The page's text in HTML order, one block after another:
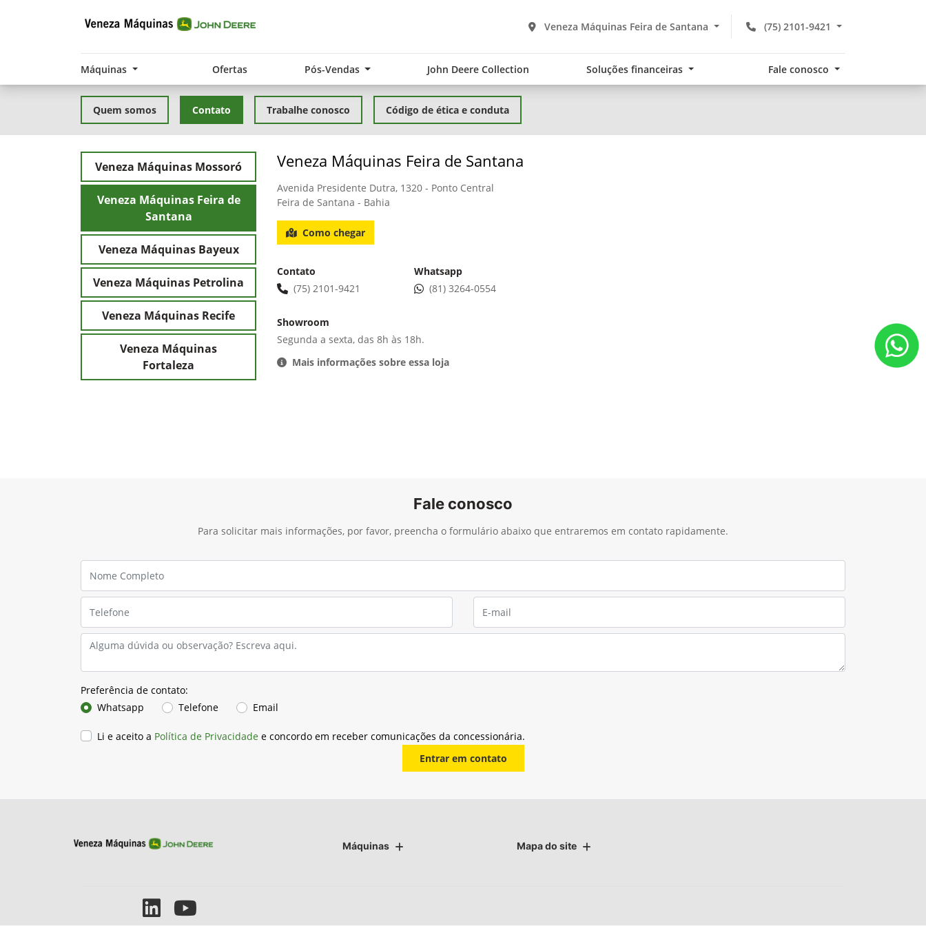
(75) 2101-9421
Veneza Máquinas Feira de Santana
Máquinas Ofertas Pós-Vendas John Deere Collection Soluções financeiras Fale conosco
Quem somos Contato Trabalhe conosco Código de ética e conduta
Veneza Máquinas Mossoró
Veneza Máquinas Feira de
Santana
Veneza Máquinas Bayeux
Veneza Máquinas Petrolina
Veneza Máquinas Recife
Veneza Máquinas
Fortaleza
Veneza Máquinas Feira de Santana
Avenida Presidente Dutra, 1320 - Ponto Central
Feira de Santana - Bahia
Como chegar
Contato
(75) 2101-9421
Whatsapp
(81) 3264-0554
Showroom
Segunda a sexta, das 8h às 18h.
Mais informações sobre essa loja
Fale conosco
Para solicitar mais informações, por favor, preencha o formulário abaixo que entraremos em contato rapidamente.
Preferência de contato:
Whatsapp
Telefone Email
Li e aceito a Política de Privacidade e concordo em receber comunicações da concessionária.
Entrar em contato
Máquinas Mapa do site